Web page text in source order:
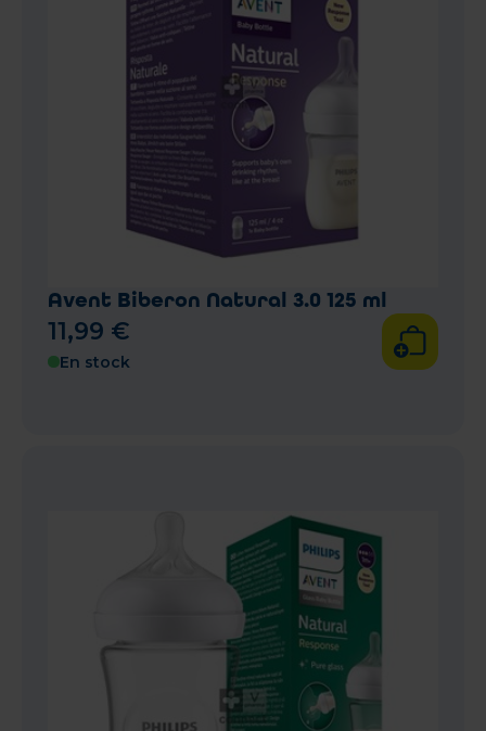
Avent Biberon Natural 3.0 125 ml
11,99 €
En stock